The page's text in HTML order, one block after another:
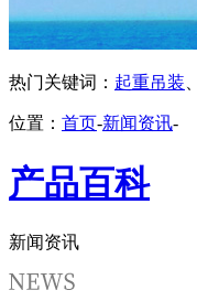
热门关键词： 起重吊装、
位置： 首页-新闻资讯-
产品百科
新闻资讯